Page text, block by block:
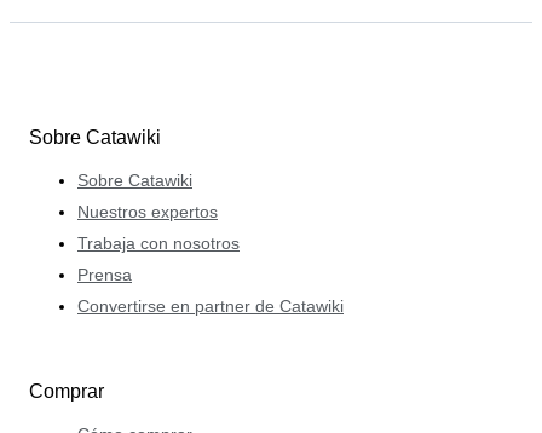
Sobre Catawiki
Sobre Catawiki
Nuestros expertos
Trabaja con nosotros
Prensa
Convertirse en partner de Catawiki
Comprar